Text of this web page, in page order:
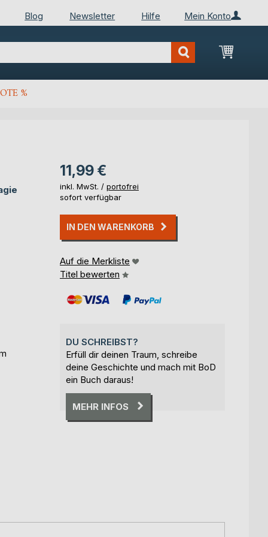
Mein Konto
Blog Newsletter Hilfe
Mein
%
11,99 €
inkl. MwSt. / portofrei
sofort verfügbar
IN DEN WARENKORB
Auf die Merkliste
Titel bewerten
DU SCHREIBST?
Erfüll dir deinen Traum, schreibe
deine Geschichte und mach mit BoD
ein Buch daraus!
MEHR INFOS